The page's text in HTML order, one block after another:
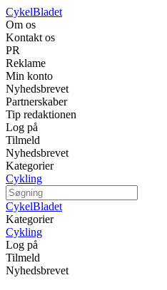
CykelBladet
Om os
Kontakt os
PR
Reklame
Min konto
Nyhedsbrevet
Partnerskaber
Tip redaktionen
Log på
Tilmeld
Nyhedsbrevet
Kategorier
Cykling
CykelBladet
Kategorier
Cykling
Log på
Tilmeld
Nyhedsbrevet